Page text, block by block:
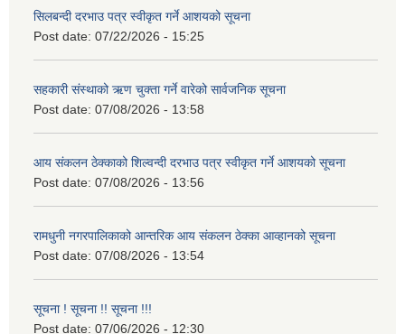
सिलबन्दी दरभाउ पत्र स्वीकृत गर्ने आशयको सूचना
Post date: 07/22/2026 - 15:25
सहकारी संस्थाको ऋण चुक्ता गर्ने वारेको सार्वजनिक सूचना
Post date: 07/08/2026 - 13:58
आय संकलन ठेक्काको शिल्वन्दी दरभाउ पत्र स्वीकृत गर्ने आशयको सूचना
Post date: 07/08/2026 - 13:56
रामधुनी नगरपालिकाको आन्तरिक आय संकलन ठेक्का आव्हानको सूचना
Post date: 07/08/2026 - 13:54
सूचना ! सूचना !! सूचना !!!
Post date: 07/06/2026 - 12:30